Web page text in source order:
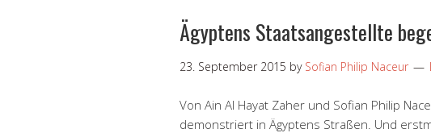
Ägyptens Staatsangestellte
23. September 2015 by Sofian Philip Naceur
Von Ain Al Hayat Zaher und Sofian Philip
demonstriert in Ägyptens Straßen. Und